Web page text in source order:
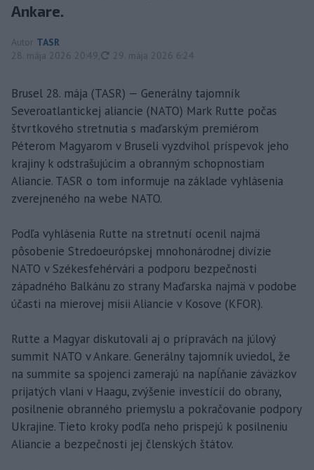
Ankare.
Autor TASR
28. mája 2026 20:49
aktualizované
29. mája 2026 6:24
Brusel 28. mája (TASR) — Generálny tajomník
Severoatlantickej aliancie (NATO) Mark Rutte počas
štvrtkového stretnutia s maďarským premiérom
Péterom Magyarom v Bruseli vyzdvihol príspevok jeho
krajiny k odstrašujúcim a obranným schopnostiam
Aliancie. TASR o tom informuje na základe vyhlásenia
zverejneného na webe NATO.
Podľa vyhlásenia Rutte na stretnutí ocenil najmä
pôsobenie Stredoeurópskej mnohonárodnej divízie
NATO v Székesfehérvári a podporu bezpečnosti
západného Balkánu zo strany Maďarska najmä v podobe
účasti na mierovej misii Aliancie v Kosove (KFOR).
Rutte a Magyar diskutovali aj o prípravách na júlový
summit NATO v Ankare. Generálny tajomník uviedol, že
na summite sa spojenci zamerajú na napĺňanie záväzkov
prijatých vlani v Haagu, zvýšenie investícií do obrany,
posilnenie obranného priemyslu a pokračovanie podpory
Ukrajine. Tieto kroky podľa neho prispejú k posilneniu
Aliancie a bezpečnosti jej členských štátov.